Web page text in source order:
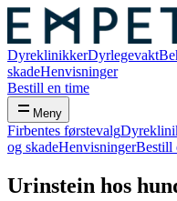
DyreklinikkerDyrlegevakt
skadeHenvisninger
Bestill en time
Meny
Firbentes førstevalg
og skadeHenvisningerBestill
Urinstein hos